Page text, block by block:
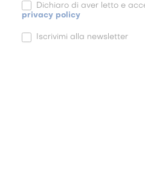
Dichiaro di aver letto e
privacy policy
Iscrivimi alla newsletter